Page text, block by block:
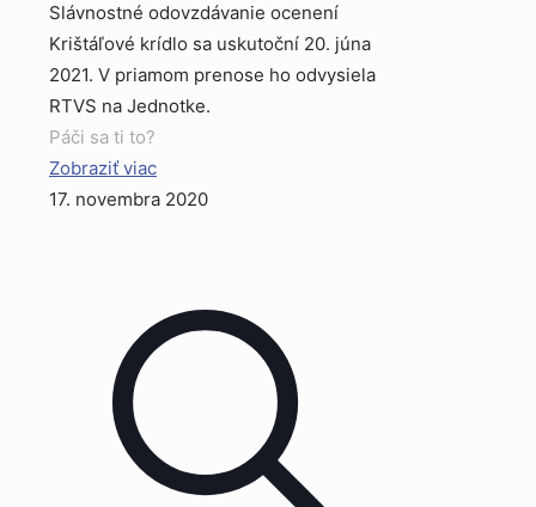
Slávnostné odovzdávanie ocenení
Krištáľové krídlo sa uskutoční 20. júna
2021. V priamom prenose ho odvysiela
RTVS na Jednotke.
Páči sa ti to?
Zobraziť viac
17. novembra 2020